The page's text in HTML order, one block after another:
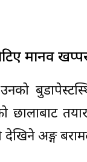
मानव
उनको
छालाबाट
देखिने अङ्ग